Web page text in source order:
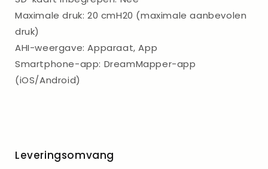
Maximale druk: 20 cmH20 (maximale aanbevolen
druk)
AHI-weergave: Apparaat, App
Smartphone-app: DreamMapper-app
(iOS/Android)
Leveringsomvang